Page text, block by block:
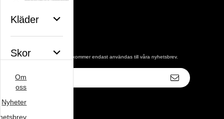
Kläder
Skor
Väskor
Avtalskund
Om cookies
De uppgifter du matar in kommer endast användas till våra nyhetsbrev.
postadress
Om
oss
Nyheter